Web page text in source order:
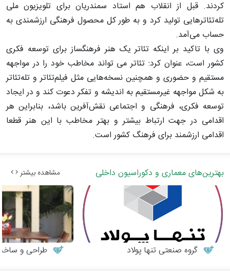
کردند. قبل از انقلاب هم استاد سمندریان برای تلویزیون ملی
تله‌تئاترهایی تولید کرد و به طور کل محصول فرهنگی ارزشمندی به
حساب می‌آمد.
وی با تاکید بر اینکه تئاتر یک هنر فرهنگساز برای توسعه فکری
کشور است، عنوان کرد: تئاتر می تواند مخاطب خود را در مواجهه
مستقیم و حضوری و همچنین نسخه‌هایی مثل فیلم‌تئاتر و تله‌تئاتر
به شکل مواجهه غیرمستقیم به اندیشه و تفکر دعوت کند و در ایجاد
توسعه فکری، فرهنگی و اجتماعی نقش‌آفرین باشد، بنابراین هر
اقدامی در جهت ارتباط بیشتر و بهتر مخاطب با این هنر قطعا
اقدامی ارزشمند برای فرهنگ کشور است.
بهترین‌های معماری و دکوراسیون داخلی مشاهده بیشتر
گروه صنعتی تنها پولاد طراحی و ساخت